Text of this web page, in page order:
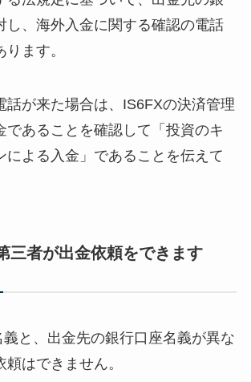
し、海外入金に関する確認の電話
ます。
話が来た場合は、IS6FXの決済管理
であることを確認して「投資のキ
による入金」であることを伝えて
三者が出金依頼をできます
と、出金先の銀行口座名義が異な
はできません。